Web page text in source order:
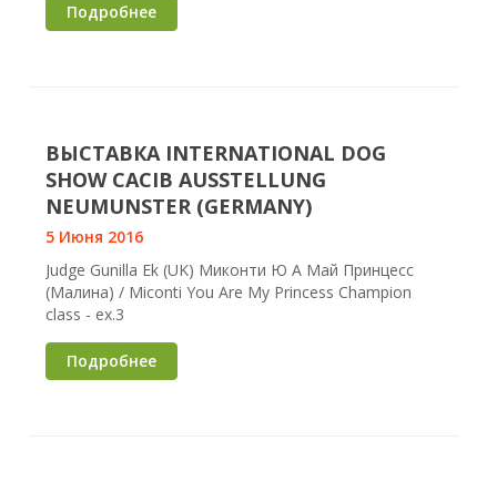
Подробнее
ВЫСТАВКА INTERNATIONAL DOG
SHOW CACIB AUSSTELLUNG
NEUMUNSTER (GERMANY)
5 Июня 2016
Judge Gunilla Ek (UK) Миконти Ю А Май Принцесс
(Малина) / Miconti You Are My Princess Champion
class - ex.3
Подробнее